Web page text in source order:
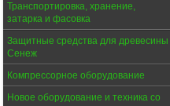
Транспортировка, хранение,
затарка и фасовка
Защитные средства для древесины
Сенеж
Компрессорное оборудование
Новое оборудование и техника со